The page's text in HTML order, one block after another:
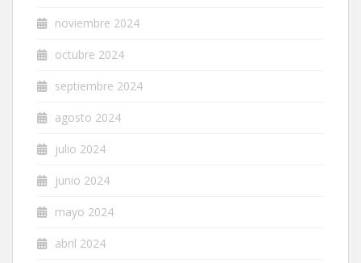
noviembre 2024
octubre 2024
septiembre 2024
agosto 2024
julio 2024
junio 2024
mayo 2024
abril 2024